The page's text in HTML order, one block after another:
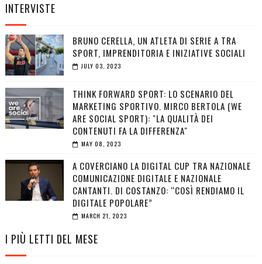
INTERVISTE
BRUNO CERELLA, UN ATLETA DI SERIE A TRA
SPORT, IMPRENDITORIA E INIZIATIVE SOCIALI
JULY 03, 2023
THINK FORWARD SPORT: LO SCENARIO DEL
MARKETING SPORTIVO. MIRCO BERTOLA (WE
ARE SOCIAL SPORT): "LA QUALITÀ DEI
CONTENUTI FA LA DIFFERENZA"
MAY 08, 2023
A COVERCIANO LA DIGITAL CUP TRA NAZIONALE
COMUNICAZIONE DIGITALE E NAZIONALE
CANTANTI. DI COSTANZO: “COSÌ RENDIAMO IL
DIGITALE POPOLARE”
MARCH 21, 2023
I PIÙ LETTI DEL MESE